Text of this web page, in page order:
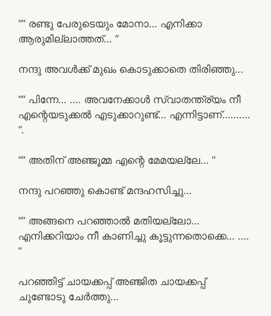
“” രണ്ടു പേരുടെയും മോനാ… എനിക്കാ
ആരുമില്ലാത്തത്… “
നന്ദു അവൾക്ക് മുഖം കൊടുക്കാതെ തിരിഞ്ഞു…
“” പിന്നേ… …. അവനേക്കാൾ സ്വാതന്ത്ര്യം നീ
എന്റെയടുക്കൽ എടുക്കാറുണ്ട്… എന്നിട്ടാണ്……….
“.
“” അതിന് അഞ്ജൂമ്മ എന്റെ മേമയല്ലേ… “
നന്ദു പറഞ്ഞു കൊണ്ട് മന്ദഹസിച്ചു…
“” അങ്ങനെ പറഞ്ഞാൽ മതിയല്ലോ…
എനിക്കറിയാം നീ കാണിച്ചു കൂട്ടുന്നതൊക്കെ… ….
“
പറഞ്ഞിട്ട് ചായക്കപ്പ് അഞ്ജിത ചായക്കപ്പ്
ചുണ്ടോടു ചേർത്തു…